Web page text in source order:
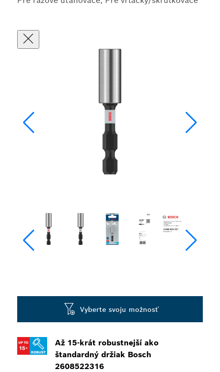
Až 15-krát robustnejší ako
štandardný držiak Bosch
2608522316
Vyberte svoju možnosť